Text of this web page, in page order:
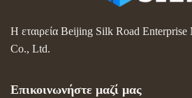
Η εταιρεία Beijing Silk Road Enterprise
Co., Ltd.
Επικοινωνήστε μαζί μας